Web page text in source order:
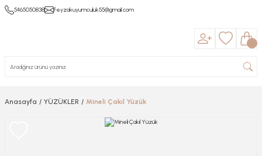
5465050838 feyzakuyumculuk55@gmail.com
Anasayfa YÜZÜKLER Mineli Çakıl Yüzük